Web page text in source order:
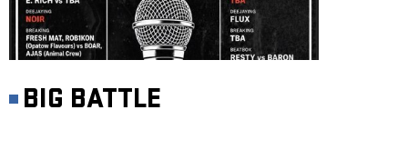
BIG BATTLE